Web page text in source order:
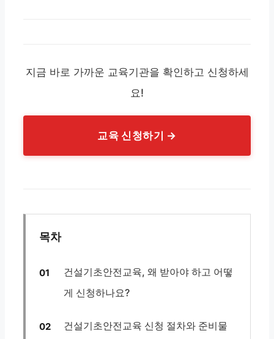
지금 바로 가까운 교육기관을 확인하고 신청하세
요!
교육 신청하기 →
목차
건설기초안전교육, 왜 받아야 하고 어떻
게 신청하나요?
건설기초안전교육 신청 절차와 준비물